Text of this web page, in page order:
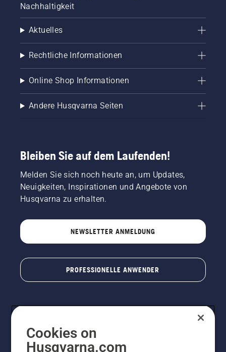
Nachhaltigkeit
Aktuelles
Rechtliche Informationen
Online Shop Informationen
Andere Husqvarna Seiten
Bleiben Sie auf dem Laufenden!
Melden Sie sich noch heute an, um Updates,
Neuigkeiten, Inspirationen und Angebote von
Husqvarna zu erhalten.
NEWSLETTER ANMELDUNG
PROFESSIONELLE ANWENDER
Cookies on
Husqvarna.com